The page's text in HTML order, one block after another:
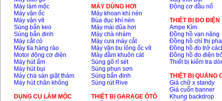
Máy làm mộc
Máy vặn ốc
Máy vặn vít
Súng bắn keo
Súng bắn đinh
Máy cắt cỏ
Máy tỉa hàng rào
Motor động cơ điện
Máy hút ẩm
Máy hút bụi
Máy chà sàn giặt thảm
Máy hút chân không
DỤNG CỤ LÀM MỘC
MÁY DÙNG HƠI
Máy khoan khí nén
Búa đục khí nén
Máy mài dũa hơi
Máy chà nhám
Máy cưa máy cắt
Máy vặn bu lông ốc vít
Máy đầm khuôn cát
Súng gõ rỉ sét
Súng phun sơn
Súng bắn đinh
Súng rút Rive
THIÊT BỊ GARAGE ÔTÔ
Động cơ đầu nổ
THIÊT BỊ ĐO ĐIỆN
Ampe Kìm
Đồng hồ vạn năng
Đồng hồ chỉ thị pha
Đồng hồ đo trở
Đồng hồ đo điện
Thiết bị kiểm tra
THIỆT BỊ QUẢNG
Giá chữ x standy
Giá cuốn banner
Khung backdrop